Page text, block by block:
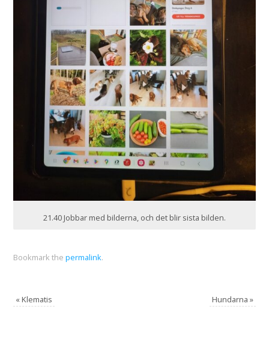
21.40 Jobbar med bilderna, och det blir sista bilden.
Bookmark the permalink.
«Klematis Hundarna»